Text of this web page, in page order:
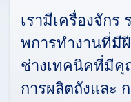
เรามีเครื่องจักร ร
พการทํางานที่มีฝี
ช่างเทคนิคที่มีคุ
การผลิตถังและ ก